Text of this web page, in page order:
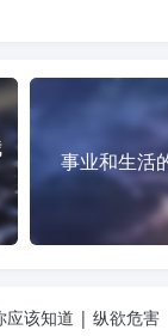
事业和生活
应该知道 | 纵欲危害